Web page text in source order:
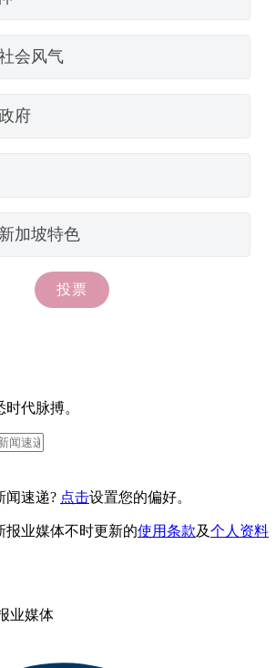
代脉搏。
闻速递? 点击设置您的偏好。
报业媒体不时更新的使用条款及个人资料
业媒体